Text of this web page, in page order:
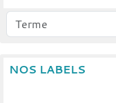
NOS LABELS